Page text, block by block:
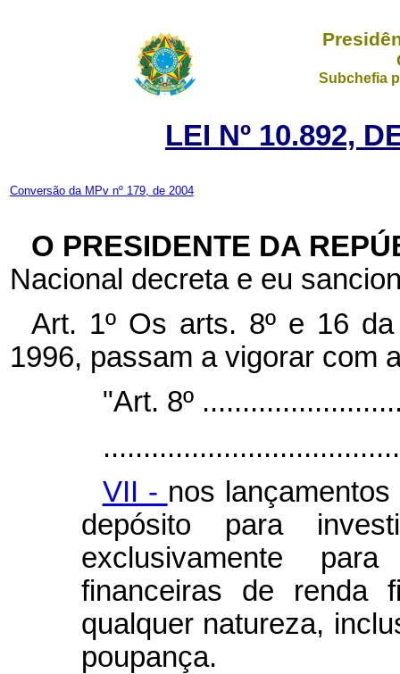
Subchefia
LEI Nº 10.892,
Conversão da MPv nº 179, de 2004
O PRESIDENTE DA
Nacional decreta e eu
Art. 1º Os arts. 8º e 16
1996, passam a vigorar com
"Art. 8º
VII - nos
depósito para
exclusivamente
financeiras de renda
qualquer natureza,
poupança.